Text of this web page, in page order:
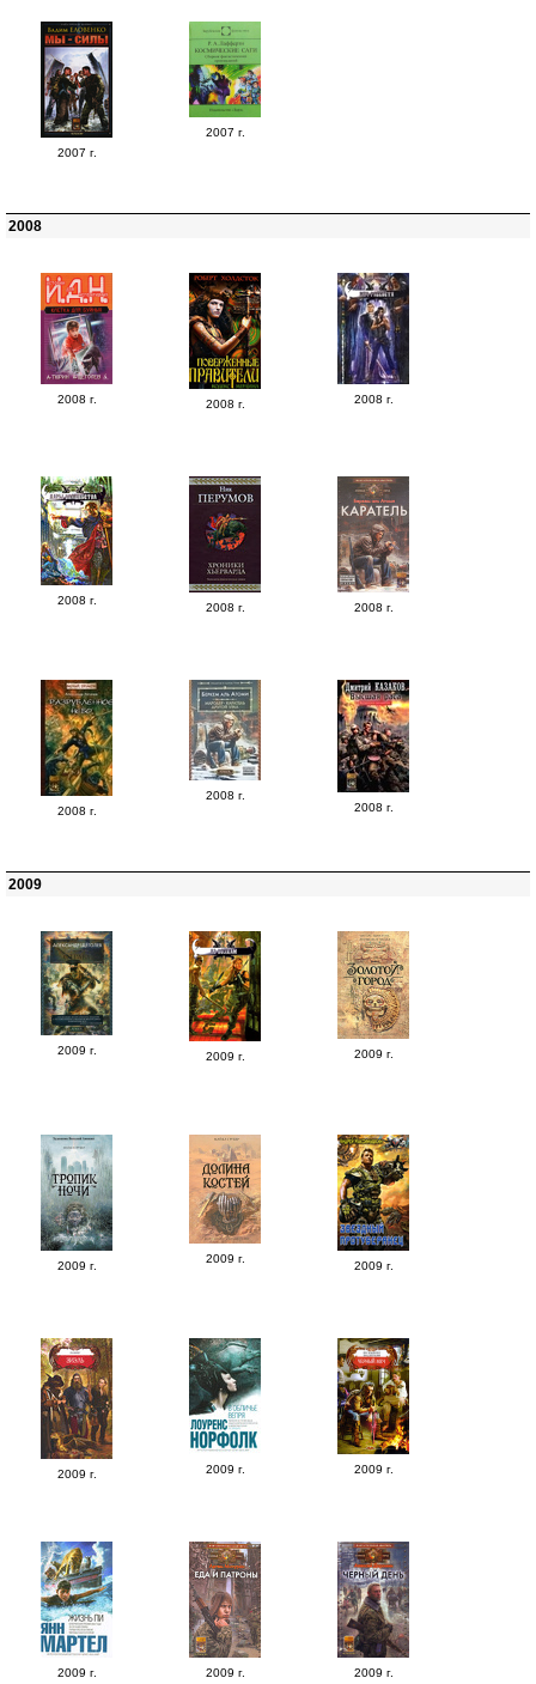
2007 г.
2007 г.
2008
2008 г. 2008 г. 2008 г.
2008 г.
2008 г. 2008 г.
2008 г.
2008 г.
2008 г.
2009
2009 г. 2009 г. 2009 г.
2009 г.
2009 г.
2009 г.
2009 г. 2009 г. 2009 г.
2009 г. 2009 г. 2009 г.